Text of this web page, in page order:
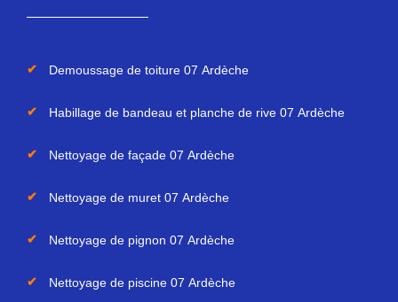
Demoussage de toiture 07 Ardèche
Habillage de bandeau et planche de rive 07 Ardèche
Nettoyage de façade 07 Ardèche
Nettoyage de muret 07 Ardèche
Nettoyage de pignon 07 Ardèche
Nettoyage de piscine 07 Ardèche